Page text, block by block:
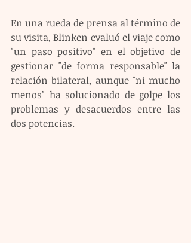
En una rueda de prensa al término de
su visita, Blinken evaluó el viaje como
"un paso positivo" en el objetivo de
gestionar "de forma responsable" la
relación bilateral, aunque "ni mucho
menos" ha solucionado de golpe los
problemas y desacuerdos entre las
dos potencias.